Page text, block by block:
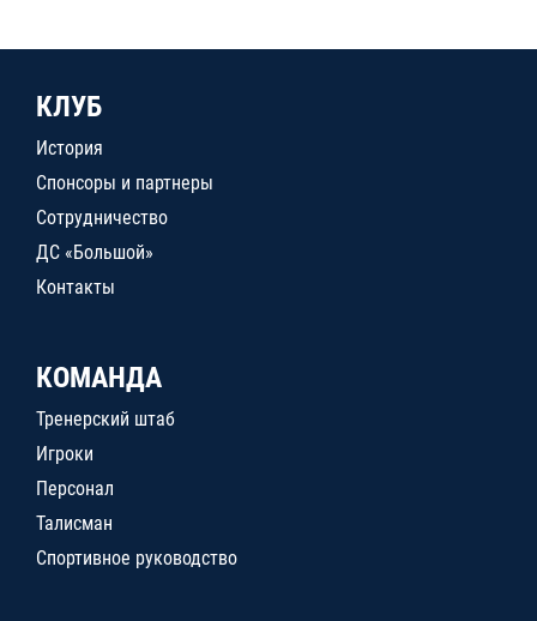
КЛУБ
История
Спонсоры и партнеры
Сотрудничество
ДС «Большой»
Контакты
КОМАНДА
Тренерский штаб
Игроки
Персонал
Талисман
Спортивное руководство